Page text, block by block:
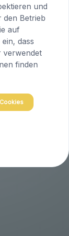
und
den Betrieb
auf
dass
verwendet
finden